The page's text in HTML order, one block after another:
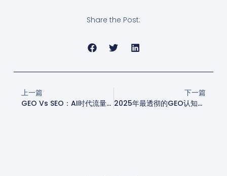
Share the Post:
上一篇
GEO Vs SEO：AI时代流量博弈，品牌该如何抢占新赛道？
下一篇
2025年最透彻的GEO认知：从流量逻辑到品牌增长新范式